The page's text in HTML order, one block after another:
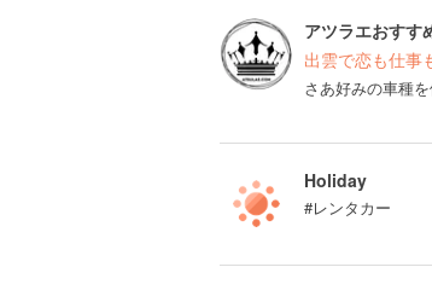
アツラエおすす
出雲で恋も仕事
さあ好みの車種
Holiday
#レンタカー